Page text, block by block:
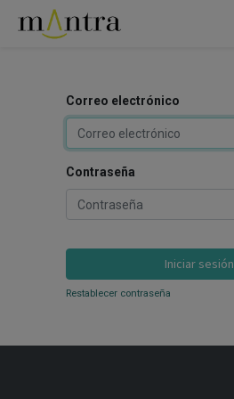
Correo electrónico
Contraseña
Iniciar sesión
Restablecer contraseña